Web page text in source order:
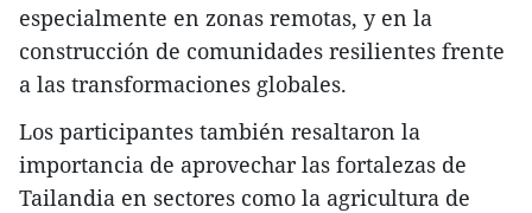
especialmente en zonas remotas, y en la
construcción de comunidades resilientes frente
a las transformaciones globales.
Los participantes también resaltaron la
importancia de aprovechar las fortalezas de
Tailandia en sectores como la agricultura de